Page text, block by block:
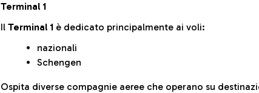
Terminal 1
Il Terminal 1 è dedicato principalmente ai voli:
nazionali
Schengen
Ospita diverse compagnie aeree che operano su